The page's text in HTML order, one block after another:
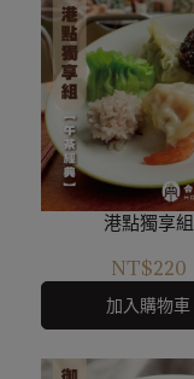
港點獨享組
NT$220
加入購物車